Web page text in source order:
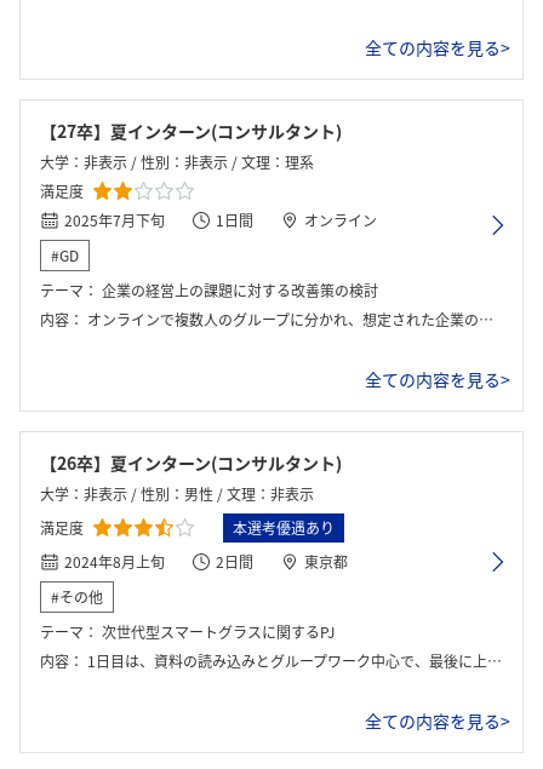
全ての内容を見る>
【27卒】夏インターン(コンサルタント)
大学：非表示 / 性別：非表示 / 文理：理系
満足度
2025年7月下旬
1日間
オンライン
#GD
テーマ： 企業の経営上の課題に対する改善策の検討
内容： オンラインで複数人のグループに分かれ、想定された企業の状況をもとに課題解決に取り組んだ。最初に会社の事業や立ち位置について説明があり、その後、与えられた条件を整理しながら現状の問題点を洗い出した。グループ内で役割を分担しつつ、課題の背景や影響を考え、最終的には改善案をまとめて全体に向けて発表する形式だった。
全ての内容を見る>
【26卒】夏インターン(コンサルタント)
大学：非表示 / 性別：男性 / 文理：非表示
満足度
本選考優遇あり
2024年8月上旬
2日間
東京都
#その他
テーマ： 次世代型スマートグラスに関するPJ
内容： 1日目は、資料の読み込みとグループワーク中心で、最後に上司に報告した。2日目は、上司からのFBを参考に施策を練り、最後にプレゼンを行った。その後、座談会。
全ての内容を見る>